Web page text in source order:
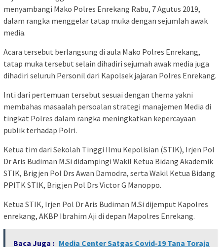
menyambangi Mako Polres Enrekang Rabu, 7 Agutus 2019,
dalam rangka menggelar tatap muka dengan sejumlah awak
media.
Acara tersebut berlangsung di aula Mako Polres Enrekang,
tatap muka tersebut selain dihadiri sejumah awak media juga
dihadiri seluruh Personil dari Kapolsek jajaran Polres Enrekang.
Inti dari pertemuan tersebut sesuai dengan thema yakni
membahas masaalah persoalan strategi manajemen Media di
tingkat Polres dalam rangka meningkatkan kepercayaan
publik terhadap Polri.
Ketua tim dari Sekolah Tinggi Ilmu Kepolisian (STIK), Irjen Pol
Dr Aris Budiman M.Si didampingi Wakil Ketua Bidang Akademik
STIK, Brigjen Pol Drs Awan Damodra, serta Wakil Ketua Bidang
PPITK STIK, Brigjen Pol Drs Victor G Manoppo.
Ketua STIK, Irjen Pol Dr Aris Budiman M.Si dijemput Kapolres
enrekang, AKBP Ibrahim Aji di depan Mapolres Enrekang.
Baca Juga : Media Center Satgas Covid-19 Tana Toraja